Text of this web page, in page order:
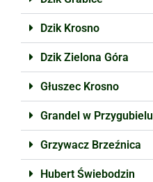
Dzik Krosno
Dzik Zielona Góra
Głuszec Krosno
Grandel w Przygubielu
Grzywacz Brzeźnica
Hubert Świebodzin